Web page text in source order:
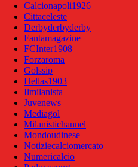
Calcionapoli1926
Cittaceleste
Derbyderbyderby
Fantamagazine
FCInter1908
Forzaroma
Golssip
Hellas1903
Ilmilanista
Juvenews
Mediagol
Milanistichannel
Mondoudinese
Notiziecalciomercato
Numericalcio